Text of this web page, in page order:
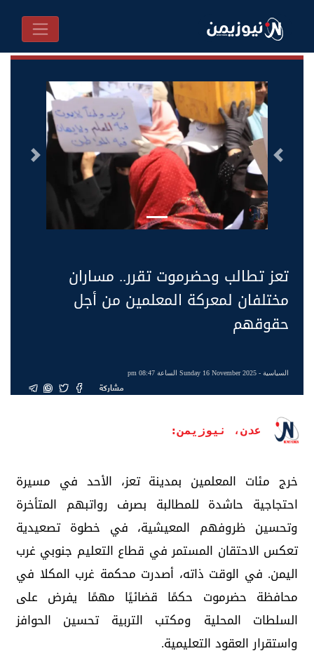
السابق التالى
تعز تطالب وحضرموت تقرر.. مساران
مختلفان لمعركة المعلمين من أجل
حقوقهم
السياسية- Sunday 16 November 2025 الساعة 08:47 pm
مشاركة
عدن، نيوزيمن:
خرج مئات المعلمين بمدينة تعز، الأحد في مسيرة
احتجاجية حاشدة للمطالبة بصرف رواتبهم المتأخرة
وتحسين ظروفهم المعيشية، في خطوة تصعيدية
تعكس الاحتقان المستمر في قطاع التعليم جنوبي غرب
اليمن. في الوقت ذاته، أصدرت محكمة غرب المكلا في
محافظة حضرموت حكمًا قضائيًا مهمًا يفرض على
السلطات المحلية ومكتب التربية تحسين الحوافز
واستقرار العقود التعليمية.